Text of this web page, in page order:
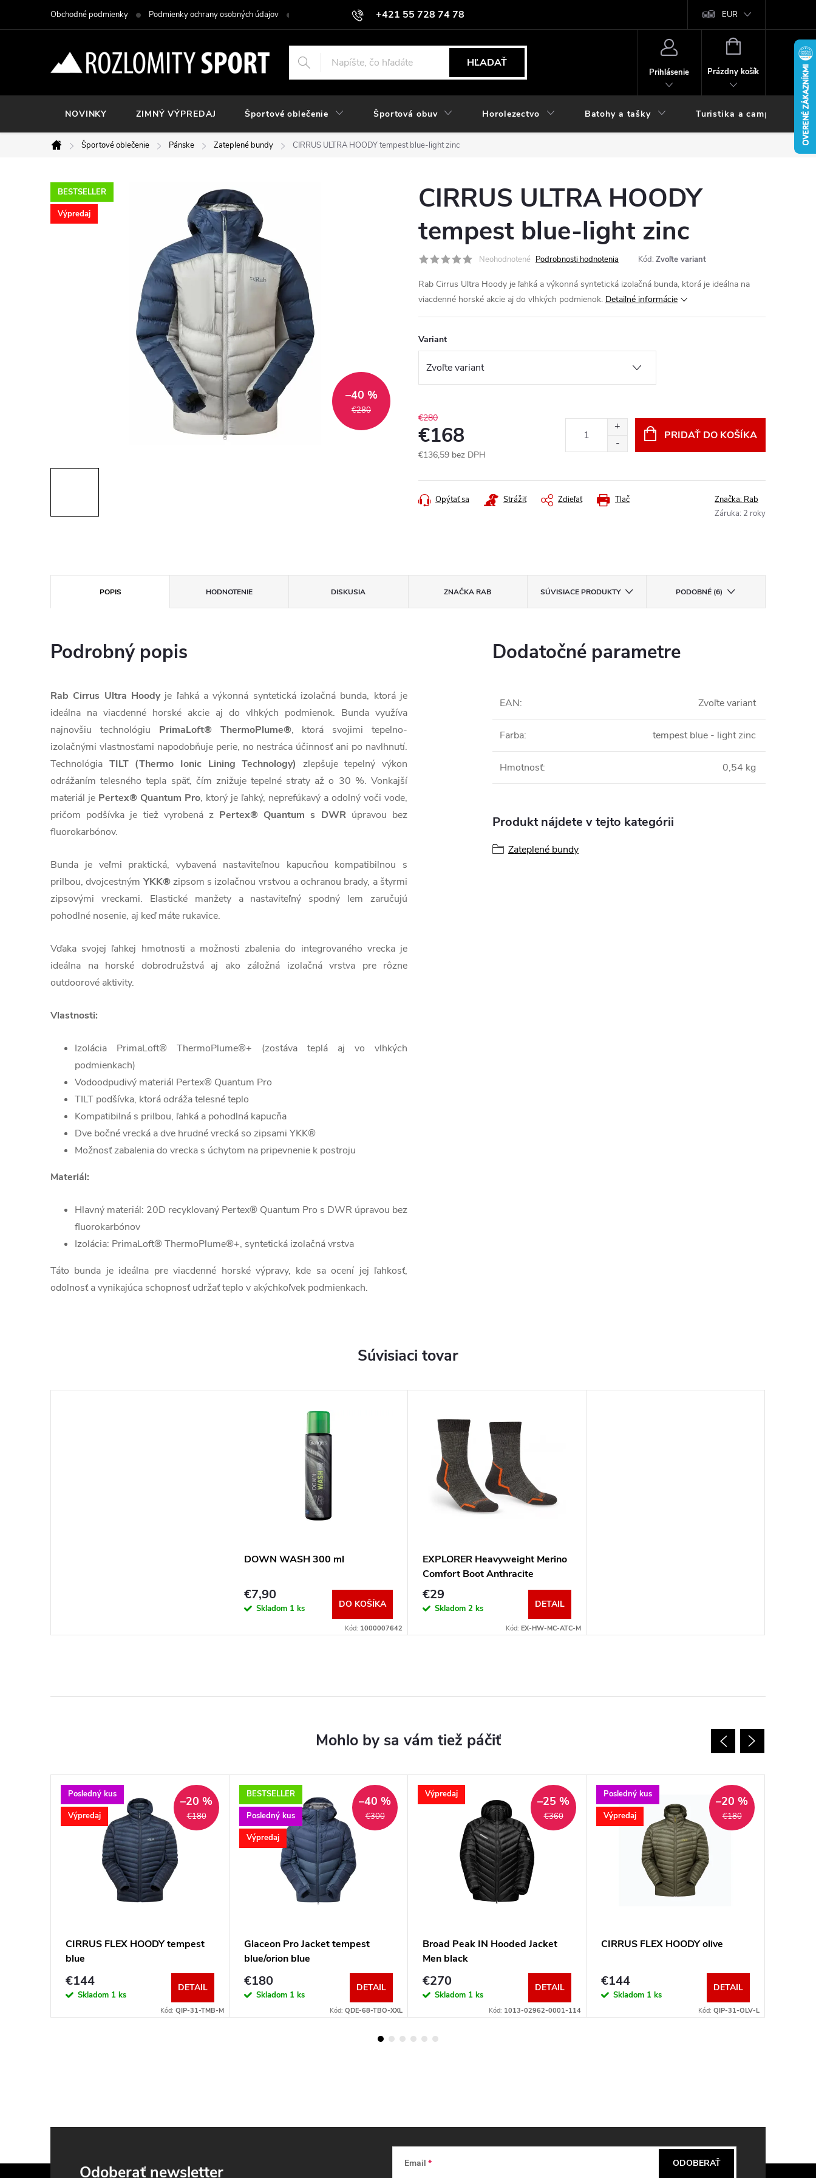
+421 55 728 74 78
objednavky@rozlomitysport.sk
Obchodné podmienky Podmienky ochrany osobných údajov Kontakt Hodnotenie obchodu EUR
HĽADAŤ
Prihlásenie
NÁKUPNÝ
Prázdny košík
NOVINKY ZIMNÝ VÝPREDAJ Športové oblečenie Športová obuv Horolezectvo Batohy a tašky Turistika a camping
Domov
Športové oblečenie Pánske Zateplené bundy CIRRUS ULTRA HOODY tempest blue-light zinc
BESTSELLER
Výpredaj
€280
–40 %
CIRRUS ULTRA HOODY
tempest blue-light zinc
Neohodnotené Podrobnosti hodnotenia Kód: Zvoľte variant
Rab Cirrus Ultra Hoody je ľahká a výkonná syntetická izolačná bunda, ktorá je ideálna na
viacdenné horské akcie aj do vlhkých podmienok. Detailné informácie
Variant
€280
€168
€136,59 bez DPH
cena:
PRIDAŤ DO KOŠÍKA
Tlač
Opýtať sa Strážiť Zdieľať Značka: Rab
Záruka: 2 roky
POPIS HODNOTENIE DISKUSIA ZNAČKA RAB SÚVISIACE PRODUKTY PODOBNÉ (6)
Podrobný popis
Rab Cirrus Ultra Hoodyje ľahká a výkonná syntetická izolačná bunda, ktorá je
ideálna na viacdenné horské akcie aj do vlhkých podmienok. Bunda využíva
najnovšiu technológiu PrimaLoft® ThermoPlume®, ktorá svojimi tepelno-
izolačnými vlastnosťami napodobňuje perie, no nestráca účinnosť ani po navlhnutí.
Technológia TILT (Thermo Ionic Lining Technology) zlepšuje tepelný výkon
odrážaním telesného tepla späť, čím znižuje tepelné straty až o 30 %. Vonkajší
materiál je Pertex® Quantum Pro, ktorý je ľahký, neprefúkavý a odolný voči vode,
pričom podšívka je tiež vyrobená z Pertex® Quantum s DWRúpravou bez
fluorokarbónov.
Bunda je veľmi praktická, vybavená nastaviteľnou kapucňou kompatibilnou s
prilbou, dvojcestnýmYKK®zipsom s izolačnou vrstvou a ochranou brady, a štyrmi
zipsovými vreckami. Elastické manžety a nastaviteľný spodný lem zaručujú
pohodlné nosenie, aj keď máte rukavice.
Vďaka svojej ľahkej hmotnosti a možnosti zbalenia do integrovaného vrecka je
ideálna na horské dobrodružstvá aj ako záložná izolačná vrstva pre rôzne
outdoorové aktivity.
Vlastnosti:
Izolácia PrimaLoft® ThermoPlume®+ (zostáva teplá aj vo vlhkých
podmienkach)
Vodoodpudivý materiál Pertex® Quantum Pro
TILT podšívka, ktorá odráža telesné teplo
Kompatibilná s prilbou, ľahká a pohodlná kapucňa
Dve bočné vrecká a dve hrudné vrecká so zipsami YKK®
Možnosť zabalenia do vrecka s úchytom na pripevnenie k postroju
Materiál:
Hlavný materiál: 20D recyklovaný Pertex® Quantum Pro s DWR úpravou bez
fluorokarbónov
Izolácia: PrimaLoft® ThermoPlume®+, syntetická izolačná vrstva
Táto bunda je ideálna pre viacdenné horské výpravy, kde sa ocení jej ľahkosť,
odolnosť a vynikajúca schopnosť udržať teplo v akýchkoľvek podmienkach.
Dodatočné parametre
EAN: Zvoľte variant
Farba: tempest blue - light zinc
Hmotnosť: 0,54 kg
Produkt nájdete v tejto kategórii
Zateplené bundy
Súvisiaci tovar
DOWN WASH 300 ml
€7,90
Skladom 1 ks DO KOŠÍKA
Kód: 1000007642
EXPLORER Heavyweight Merino
Comfort Boot Anthracite
€29
Skladom 2 ks DETAIL
Kód: EX-HW-MC-ATC-M
Posledný kus
Výpredaj
€180
–20 %
CIRRUS FLEX HOODY tempest
blue
€144
Skladom 1 ks
DETAIL
Kód: QIP-31-TMB-M
BESTSELLER
Posledný kus
Výpredaj
€300
–40 %
Glaceon Pro Jacket tempest
blue/orion blue
€180
Skladom 1 ks
DETAIL
Kód: QDE-68-TBO-XXL
Výpredaj
€360
–25 %
Broad Peak IN Hooded Jacket
Men black
€270
Skladom 1 ks
DETAIL
Kód: 1013-02962-0001-114
Posledný kus
Výpredaj
€180
–20 %
CIRRUS FLEX HOODY olive
€144
Skladom 1 ks
DETAIL
Kód: QIP-31-OLV-L
Odoberať newsletter Email ODOBERAŤ